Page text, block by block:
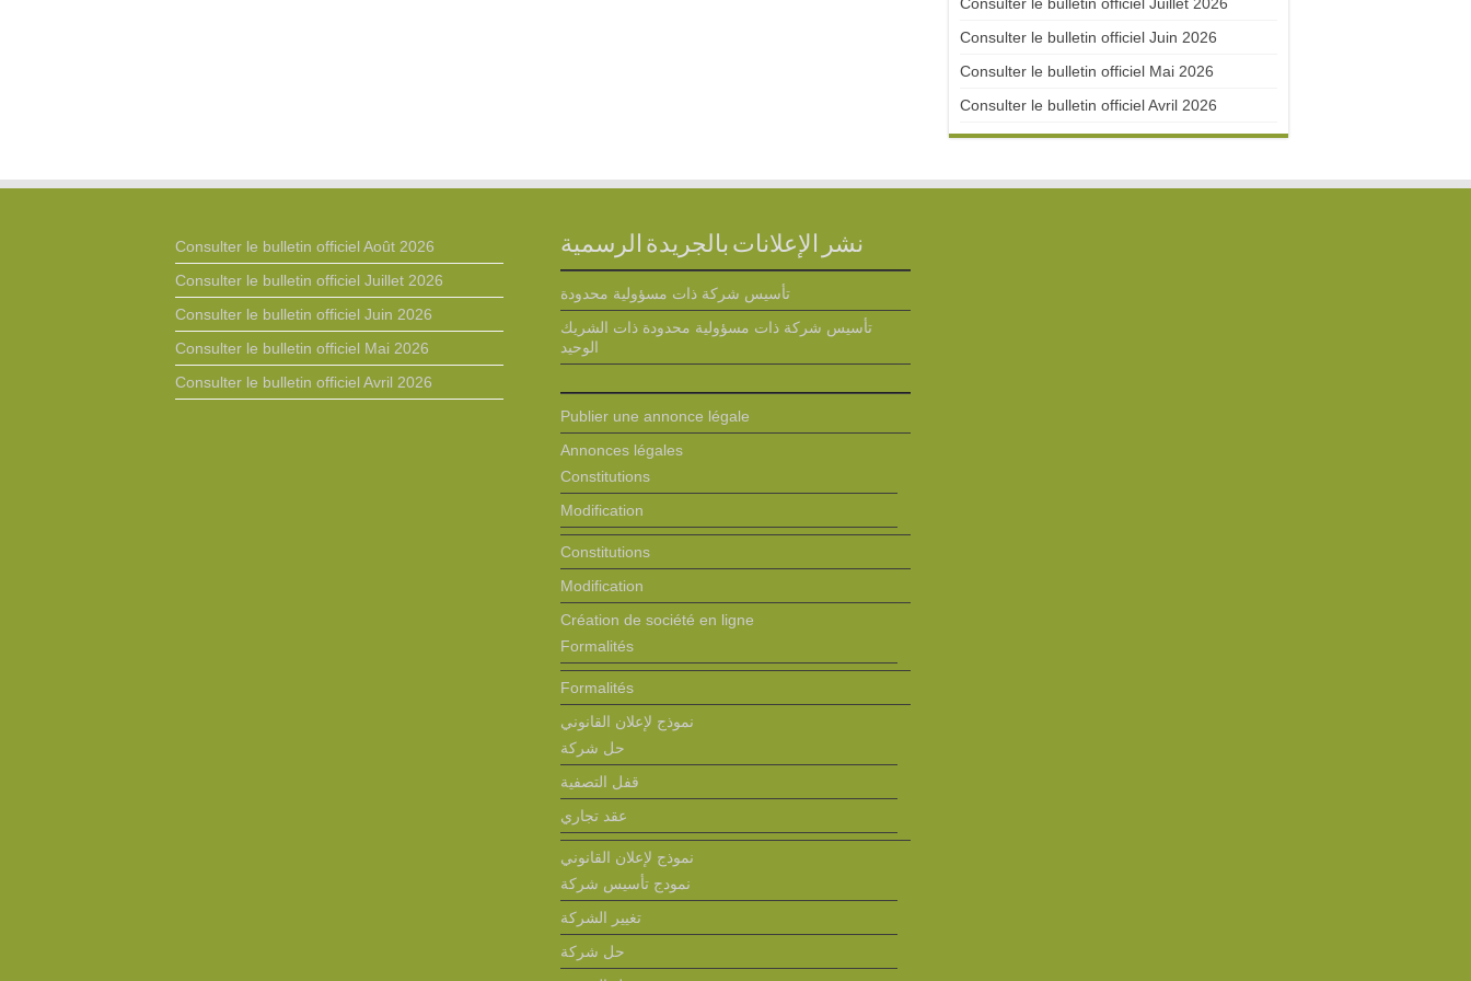
Consulter le bulletin officiel Juin 2026
Consulter le bulletin officiel Mai 2026
Consulter le bulletin officiel Avril 2026
Consulter le bulletin officiel Août 2026
Consulter le bulletin officiel Juillet 2026
Consulter le bulletin officiel Juin 2026
Consulter le bulletin officiel Mai 2026
Consulter le bulletin officiel Avril 2026
نشر الإعلانات بالجريدة الرسمية
تأسيس شركة ذات مسؤولية محدودة
تأسيس شركة ذات مسؤولية محدودة ذات الشريك
الوحيد
Publier une annonce légale
Annonces légales
Constitutions
Modification
Constitutions
Modification
Création de société en ligne
Formalités
Formalités
نموذج لإعلان القانوني
حل شركة
قفل التصفية
عقد تجاري
نموذج لإعلان القانوني
نمودج تأسيس شركة
تغيير الشركة
حل شركة